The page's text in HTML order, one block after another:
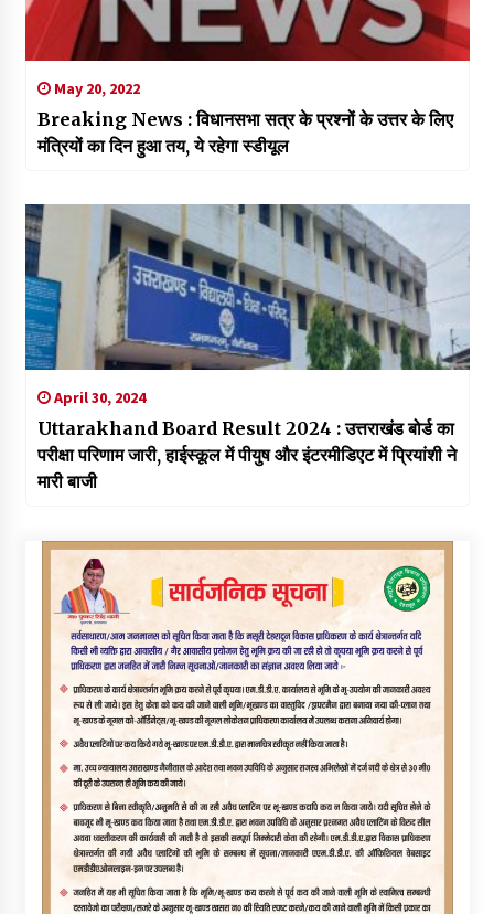
May 20, 2022
Breaking News : विधानसभा सत्र के प्रश्नों के उत्तर के लिए
मंत्रियों का दिन हुआ तय, ये रहेगा स्डीयूल
April 30, 2024
Uttarakhand Board Result 2024 : उत्तराखंड बोर्ड का
परीक्षा परिणाम जारी, हाईस्कूल में पीयुष और इंटरमीडिएट में प्रियांशी ने
मारी बाजी